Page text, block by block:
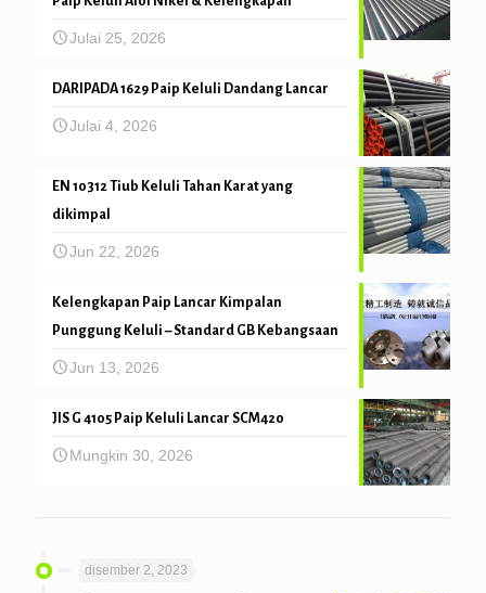
Julai 25, 2026
DARIPADA 1629 Paip Keluli Dandang Lancar
Julai 4, 2026
EN 10312 Tiub Keluli Tahan Karat yang
dikimpal
Jun 22, 2026
Kelengkapan Paip Lancar Kimpalan
Punggung Keluli – Standard GB Kebangsaan
Jun 13, 2026
JIS G 4105 Paip Keluli Lancar SCM420
Mungkin 30, 2026
disember 2, 2023